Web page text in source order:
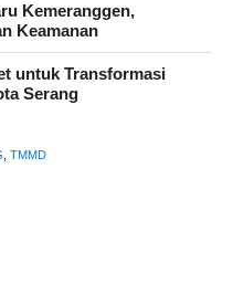
TMMD yang
selesai. Memang yang
dan TPT, juga
semua program
Kemeranggen,
Keamanan
untuk Transformasi
Serang
TMMD